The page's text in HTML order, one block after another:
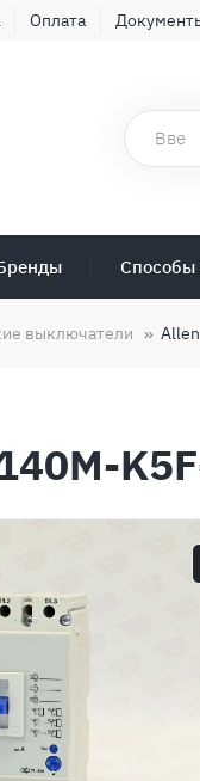
Оплата
Способы
выключатели